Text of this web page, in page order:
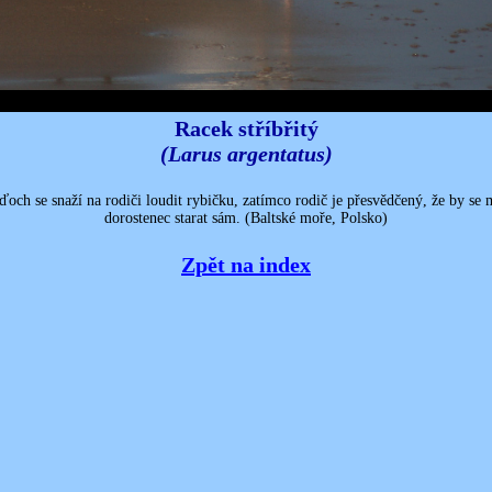
Racek stříbřitý
(Larus argentatus)
se snaží na rodiči loudit rybičku, zatímco rodič je přesvědčený, že by se
dorostenec starat sám. (Baltské moře, Polsko)
Zpět na index